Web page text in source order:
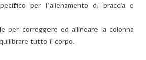
per l’allenamento di braccia e
per correggere ed allineare la colonna
tutto il corpo.